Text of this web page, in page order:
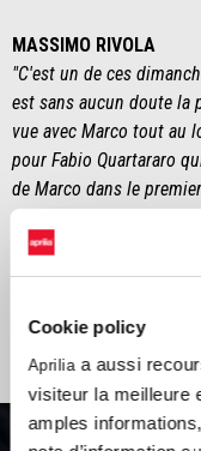
Cookie policy
Aprilia a aussi
visiteur la meilleure
amples
MASSIMO RIVOLA
"C'est un de ces
est sans aucun doute la
vue avec Marco tout au
pour Fabio Quartararo
de Marco dans le
avec Sava à Austin, en
car nous continuerons
d'augmenter la